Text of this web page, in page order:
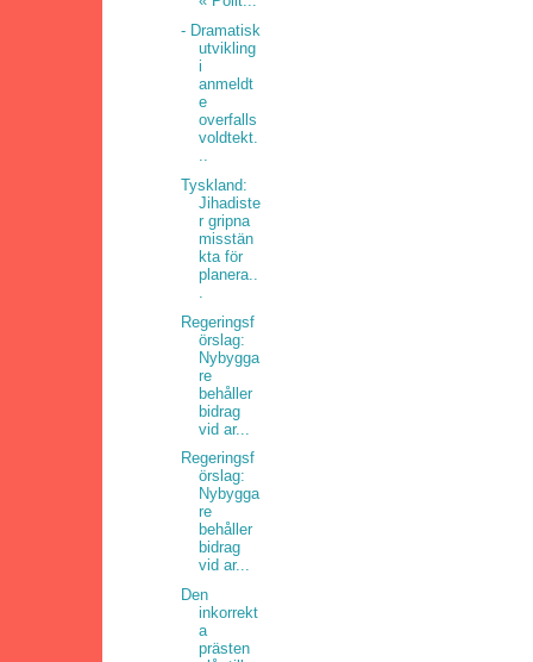
- Dramatisk
utvikling
i
anmeldt
e
overfalls
voldtekt.
..
Tyskland:
Jihadiste
r gripna
misstän
kta för
planera..
Regeringsf
örslag:
Nybygga
re
behåller
bidrag
vid ar...
Regeringsf
örslag:
Nybygga
re
behåller
bidrag
vid ar...
Den
inkorrekt
a
prästen